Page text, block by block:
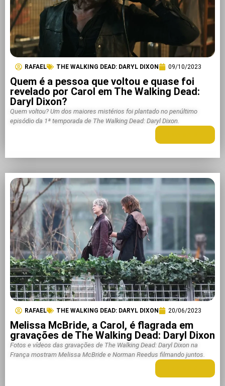
RAFAEL THE WALKING DEAD: DARYL DIXON 09/10/2023
Quem é a pessoa que voltou e quase foi
revelado por Carol em The Walking Dead:
Daryl Dixon?
Quem voltou? Um dos maiores mistérios foi plantado no penúltimo
episódio da 1ª temporada de The Walking Dead: Daryl Dixon.
RAFAEL THE WALKING DEAD: DARYL DIXON 20/06/2023
Melissa McBride, a Carol, é flagrada em
gravações de The Walking Dead: Daryl Dixon
Fotos e vídeos das gravações de The Walking Dead: Daryl Dixon na
França mostram Melissa McBride e Norman Reedus filmando juntos.